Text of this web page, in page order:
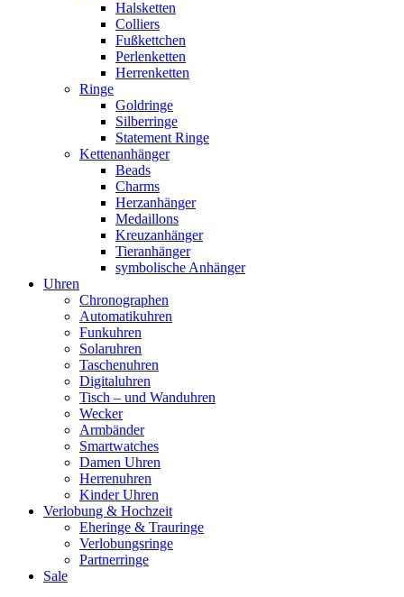
Halsketten
Colliers
Fußkettchen
Perlenketten
Herrenketten
Ringe
Goldringe
Silberringe
Statement Ringe
Kettenanhänger
Beads
Charms
Herzanhänger
Medaillons
Kreuzanhänger
Tieranhänger
symbolische Anhänger
Uhren
Chronographen
Automatikuhren
Funkuhren
Solaruhren
Taschenuhren
Digitaluhren
Tisch – und Wanduhren
Wecker
Armbänder
Smartwatches
Damen Uhren
Herrenuhren
Kinder Uhren
Verlobung & Hochzeit
Eheringe & Trauringe
Verlobungsringe
Partnerringe
Sale